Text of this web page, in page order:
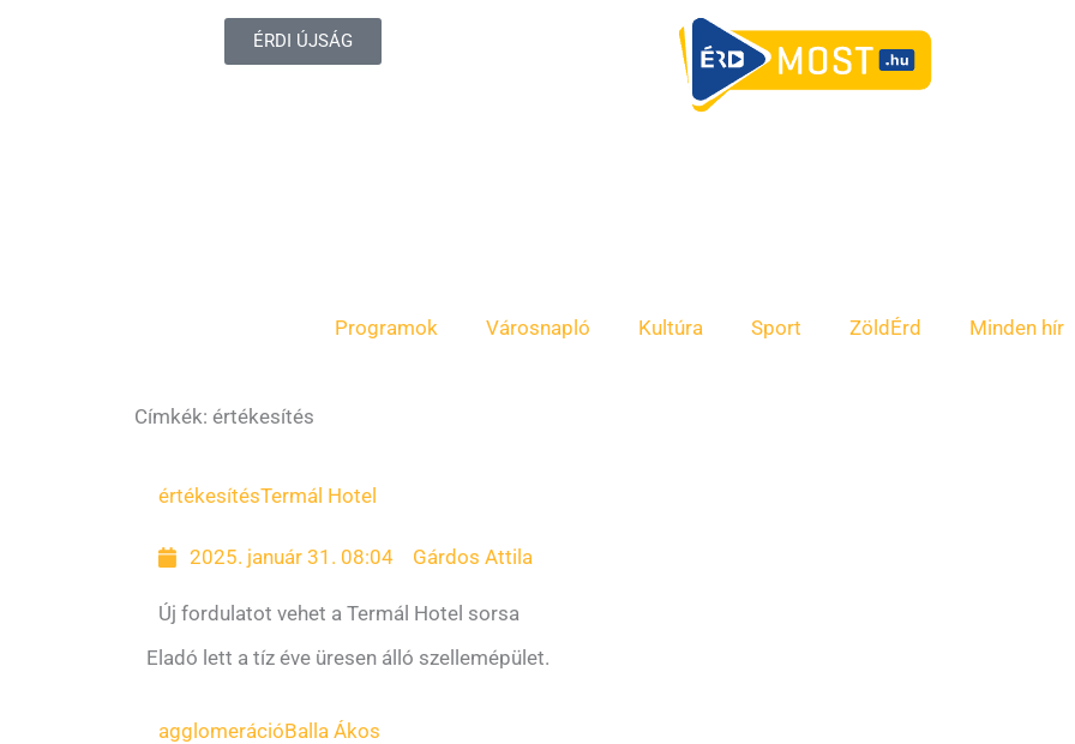
ÉRDI ÚJSÁG
Programok Városnapló Kultúra Sport ZöldÉrd Minden hír
Címkék: értékesítés
értékesítésTermál Hotel
2025. január 31. 08:04 Gárdos Attila
Új fordulatot vehet a Termál Hotel sorsa
Eladó lett a tíz éve üresen álló szellemépület.
agglomerációBalla Ákos